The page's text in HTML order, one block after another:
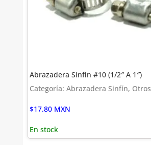
Abrazadera Sinfin #10 (1/2″ A 1″)
Categoría: Abrazadera Sinfín, Otros
$17.80 MXN
En stock